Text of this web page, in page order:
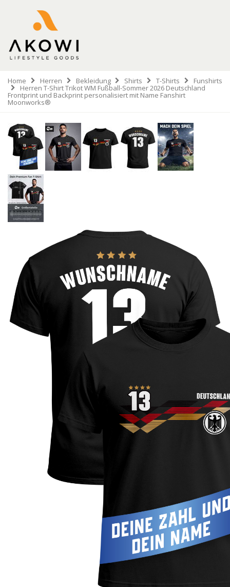
Home Herren Bekleidung Shirts T-Shirts Funshirts
Herren T-Shirt Trikot WM Fußball-Sommer 2026 Deutschland
Frontprint und Backprint personalisiert mit Name Fanshirt
Moonworks®